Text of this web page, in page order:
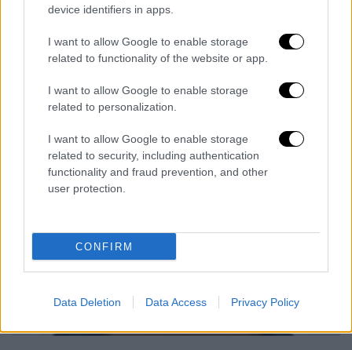
device identifiers in apps.
I want to allow Google to enable storage
related to functionality of the website or app.
I want to allow Google to enable storage
related to personalization.
I want to allow Google to enable storage
related to security, including authentication
functionality and fraud prevention, and other
user protection.
CONFIRM
Data Deletion Data Access Privacy Policy